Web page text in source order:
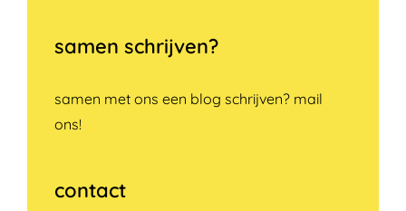
samen schrijven?
samen met ons een blog schrijven? mail
ons!
contact